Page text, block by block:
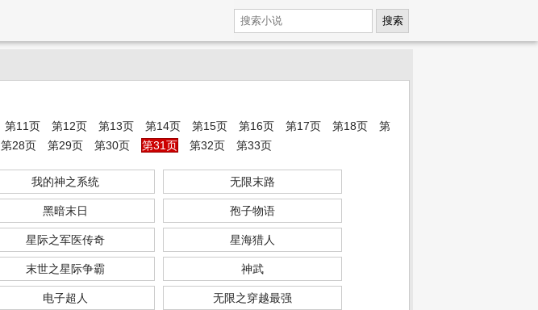
搜索
第11页 第12页 第13页 第14页 第15页 第16页 第17页 第18页
第
第28页 第29页 第30页 第31页 第32页 第33页
我的神之系统 无限末路
黑暗末日 孢子物语
星际之军医传奇 星海猎人
末世之星际争霸 神武
电子超人 无限之穿越最强